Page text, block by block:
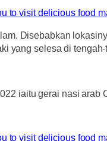
Disebabkan
yang selesa di
iaitu gerai nasi arab